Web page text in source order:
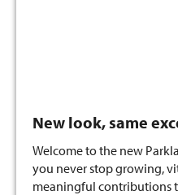
New look, same
Welcome to the new
you never stop growing,
meaningful contributions